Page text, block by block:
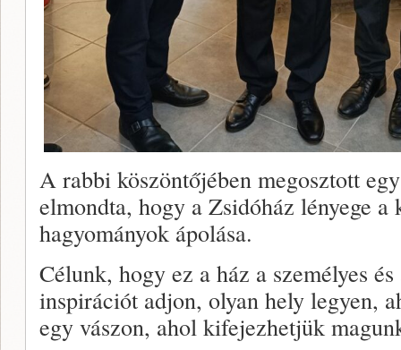
A rabbi köszöntőjében megosztott
elmondta, hogy a Zsidóház lényege a
hagyományok ápolása.
Célunk, hogy ez a ház a személyes
inspirációt adjon, olyan hely legyen,
egy vászon, ahol kifejezhetjük